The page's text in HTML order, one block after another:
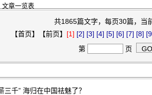
文章一览表
共1865篇文字，每页30篇，当
【首页】【前页】 [1] [2] [3] [4] [5] [6] [7] [8]
第
页
三千” 海归在中国祛魅了？